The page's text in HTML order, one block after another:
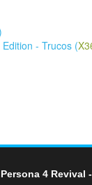
- Trucos (
4 Revival